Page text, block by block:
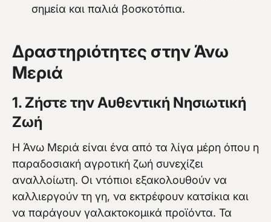
σημεία και παλιά βοσκοτόπια.
Δραστηριότητες στην Άνω
Μεριά
1. Ζήστε την Αυθεντική Νησιωτική
Ζωή
Η Άνω Μεριά είναι ένα από τα λίγα μέρη όπου η
παραδοσιακή αγροτική ζωή συνεχίζει
αναλλοίωτη. Οι ντόπιοι εξακολουθούν να
καλλιεργούν τη γη, να εκτρέφουν κατσίκια και
να παράγουν γαλακτοκομικά προϊόντα. Τα